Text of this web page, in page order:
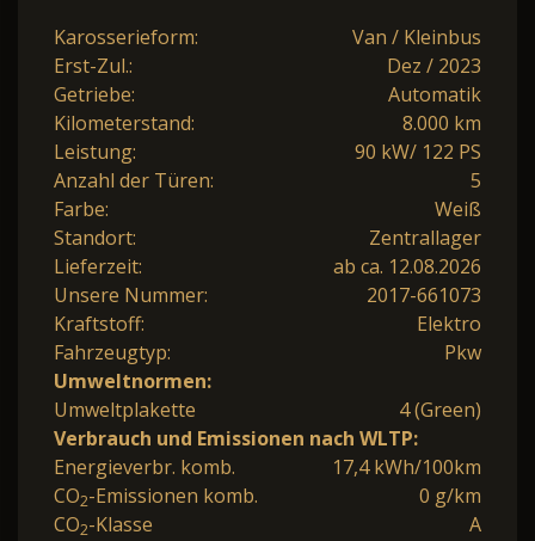
Karosserieform:
Van / Kleinbus
Erst-Zul.:
Dez / 2023
Getriebe:
Automatik
Kilometerstand:
8.000 km
Leistung:
90 kW/ 122 PS
Anzahl der Türen:
5
Farbe:
Weiß
Standort:
Zentrallager
Lieferzeit:
ab ca. 12.08.2026
Unsere Nummer:
2017-661073
Kraftstoff:
Elektro
Fahrzeugtyp:
Pkw
Umweltnormen:
Umweltplakette
4 (Green)
Verbrauch und Emissionen nach WLTP:
Energieverbr. komb.
17,4 kWh/100km
CO2-Emissionen komb.
0 g/km
CO2-Klasse A